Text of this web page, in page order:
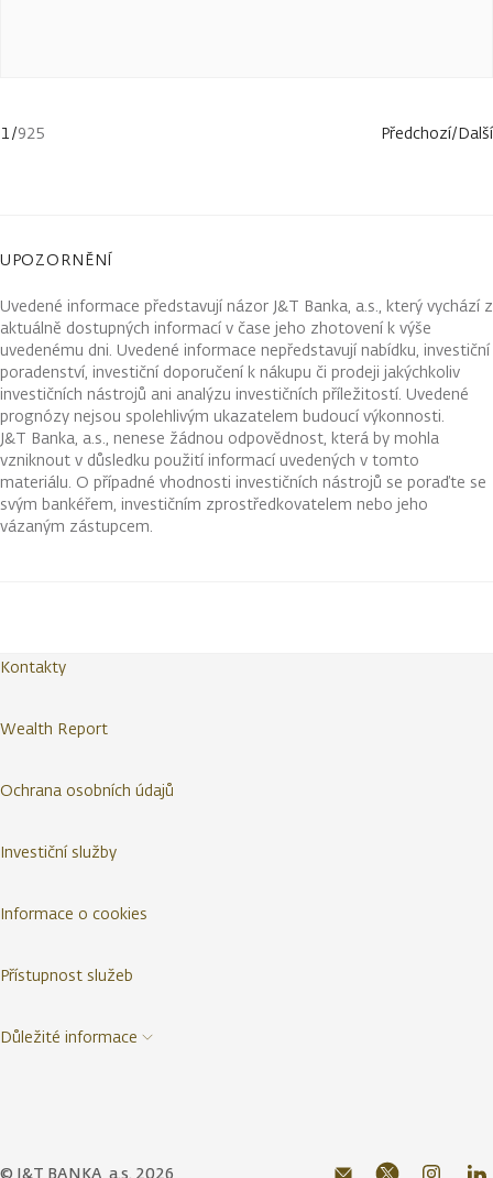
1/925 Předchozí/Další
UPOZORNĚNÍ
Uvedené informace představují názor J&T Banka, a.s., který vychází z
aktuálně dostupných informací v čase jeho zhotovení k výše
uvedenému dni. Uvedené informace nepředstavují nabídku, investiční
poradenství, investiční doporučení k nákupu či prodeji jakýchkoliv
investičních nástrojů ani analýzu investičních příležitostí. Uvedené
prognózy nejsou spolehlivým ukazatelem budoucí výkonnosti.
J&T Banka, a.s., nenese žádnou odpovědnost, která by mohla
vzniknout v důsledku použití informací uvedených v tomto
materiálu. O případné vhodnosti investičních nástrojů se poraďte se
svým bankéřem, investičním zprostředkovatelem nebo jeho
vázaným zástupcem.
© J&T BANKA, a.s. 2026
Kontakty
Wealth Report
Ochrana osobních údajů
Investiční služby
Informace o cookies
Přístupnost služeb
Důležité informace